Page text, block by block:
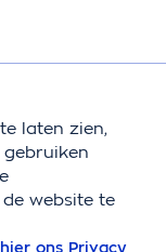
Overzicht
laten zien,
website te
ons Privacy